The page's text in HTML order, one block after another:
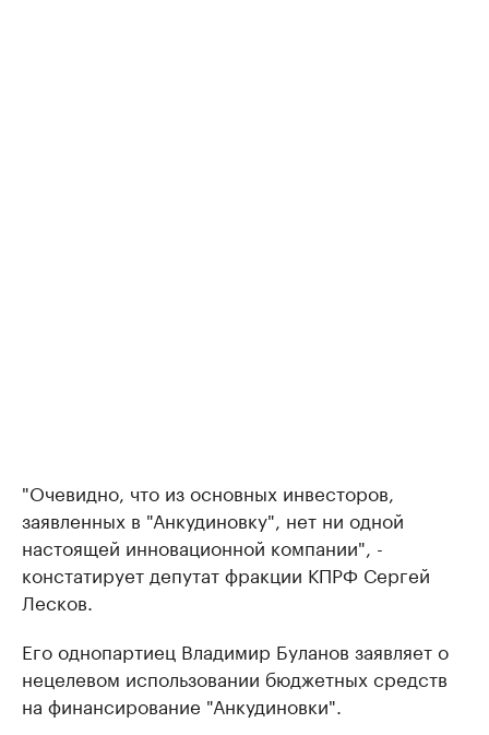
"Очевидно, что из основных инвесторов,
заявленных в "Анкудиновку", нет ни одной
настоящей инновационной компании", -
констатирует депутат фракции КПРФ Сергей
Лесков.
Его однопартиец Владимир Буланов заявляет о
нецелевом использовании бюджетных средств
на финансирование "Анкудиновки".